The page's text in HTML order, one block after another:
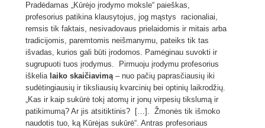
Pradėdamas „Kūrėjo įrodymo moksle“ paieškas,
profesorius patikina klausytojus, jog mąstys racionaliai,
remsis tik faktais, nesivadovaus prielaidomis ir mitais arba
tradicijomis, paremtomis neišmanymu, pateiks tik tas
išvadas, kurios gali būti įrodomos. Pamėginau suvokti ir
sugrupuoti tuos įrodymus. Pirmuoju įrodymu profesorius
iškelia laiko skaičiavimą– nuo pačių paprasčiausių iki
sudėtingiausių ir tiksliausių kvarcinių bei optinių laikrodžių.
„Kas ir kaip sukūrė tokį atomų ir jonų virpesių tikslumą ir
patikimumą? Ar jis atsitiktinis? […]. Žmonės tik išmoko
naudotis tuo, ką Kūrėjas sukūrė“. Antras profesoriaus